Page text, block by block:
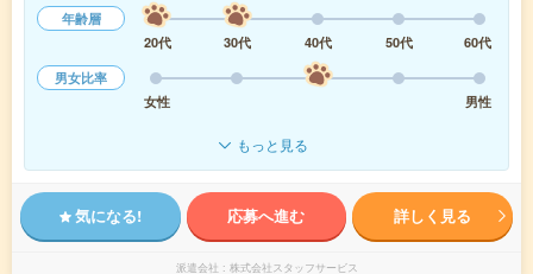
年齢層
20代
30代 40代 50代
60代
男女比率
女性
男性
もっと見る
気になる! 応募へ進む 詳しく見る
派遣会社 株式会社スタッフサービス